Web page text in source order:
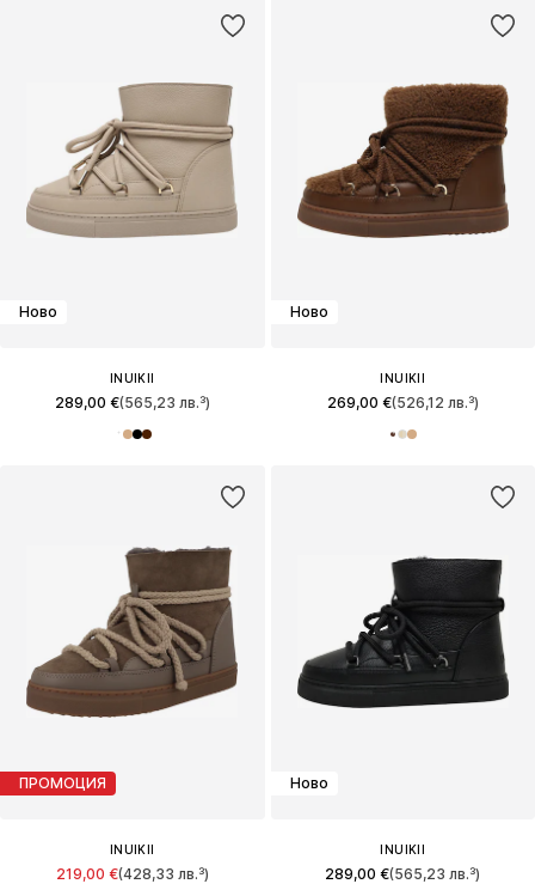
Ново
INUIKII
289,00 €(565,23 лв.³)
Ново
INUIKII
269,00 €(526,12 лв.³)
ПРОМОЦИЯ
INUIKII
219,00 €(428,33 лв.³)
Ново
INUIKII
289,00 €(565,23 лв.³)